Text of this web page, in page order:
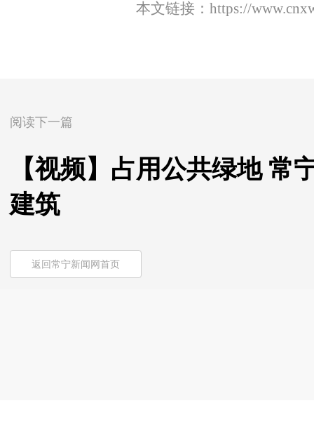
本文链接： https://
阅读下一篇
【视频】占用公共绿地 常
建筑
返回常宁新闻网首页